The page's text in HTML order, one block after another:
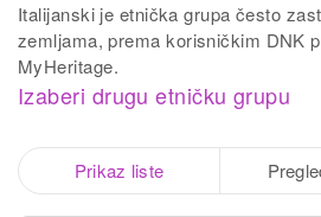
Italijanski je etnička grupa često
zemljama, prema korisničkim DNK
MyHeritage.
Izaberi drugu etničku grupu
Prikaz liste